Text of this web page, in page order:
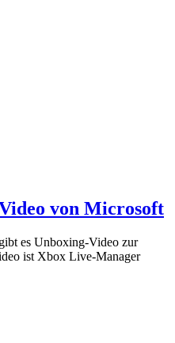
von Microsoft
es Unboxing-Video zur
ist Xbox Live-Manager